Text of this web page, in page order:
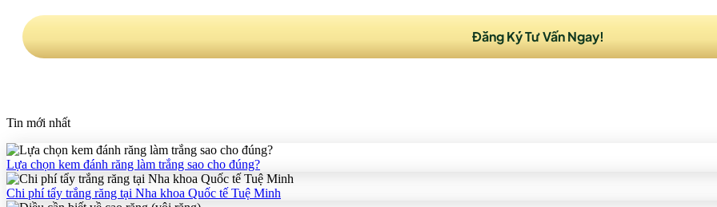
Tin mới nhất
Lựa chọn kem đánh răng làm trắng sao cho đúng?
Chi phí tẩy trắng răng tại Nha khoa Quốc tế Tuệ Minh